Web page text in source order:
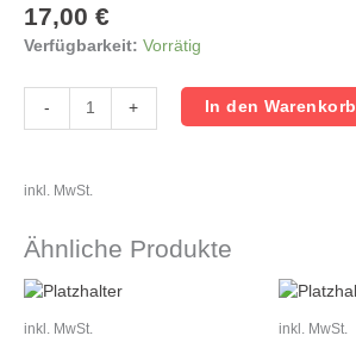
17,00 €
Verfügbarkeit: Vorrätig
- + In den Warenkorb
inkl. MwSt.
Ähnliche Produkte
inkl. MwSt. inkl. MwSt.